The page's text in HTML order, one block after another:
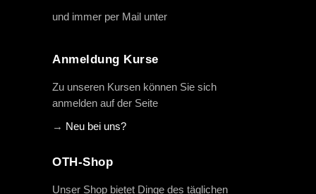
und immer per Mail unter
Anmeldung Kurse
Zu unseren Kursen können Sie sich
anmelden auf der Seite
→ Neu bei uns?
OTH-Shop
Unser Shop bietet Dinge des täglichen